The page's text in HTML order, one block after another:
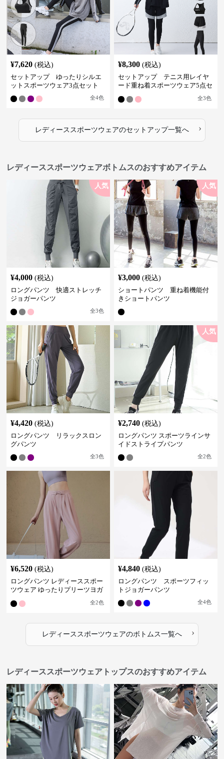
¥7,620 (税込)
セットアップ ゆったりシルエ
ットスポーツウェア3点セット
全4色
¥8,300 (税込)
セットアップ テニス用レイヤ
ード重ね着スポーツウェア5点セ
全3色
レディーススポーツウェアのセットアップ一覧へ ›
レディーススポーツウェアボトムスのおすすめアイテム
人気
¥4,000 (税込)
ロングパンツ 快適ストレッチ
ジョガーパンツ
全3色
人気
¥3,000 (税込)
ショートパンツ 重ね着機能付
きショートパンツ
¥4,420 (税込)
ロングパンツ リラックスロン
グパンツ
全3色
人気
¥2,740 (税込)
ロングパンツ スポーツラインサ
イドストライプパンツ
全2色
¥6,520 (税込)
ロングパンツ レディーススポー
ツウェア ゆったりプリーツヨガ
全2色
¥4,840 (税込)
ロングパンツ スポーツフィッ
トジョガーパンツ
全4色
レディーススポーツウェアのボトムス一覧へ ›
レディーススポーツウェアトップスのおすすめアイテム